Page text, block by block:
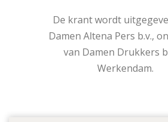
De krant wordt
Damen Altena Pers b.v.,
van Damen Drukkers
Werkendam.